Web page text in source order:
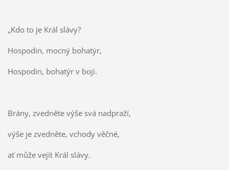
„Kdo to je Král slávy?
Hospodin, mocný bohatýr,
Hospodin, bohatýr v boji.
Brány, zvedněte výše svá nadpraží,
výše je zvedněte, vchody věčné,
ať může vejít Král slávy.